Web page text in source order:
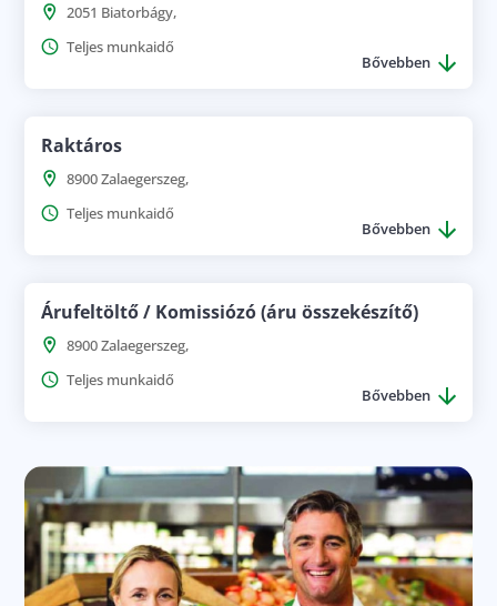
2051 Biatorbágy,
Teljes munkaidő
Bővebben
Raktáros
8900 Zalaegerszeg,
Teljes munkaidő
Bővebben
Árufeltöltő / Komissiózó (áru összekészítő)
8900 Zalaegerszeg,
Teljes munkaidő
Bővebben